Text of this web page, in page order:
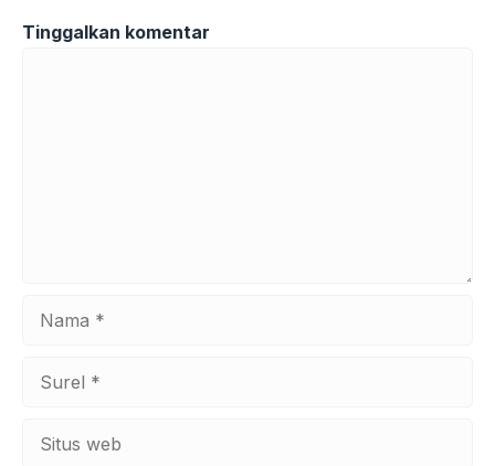
Tinggalkan komentar